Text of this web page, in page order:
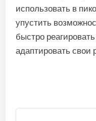
использовать в
упустить
быстро
адаптировать свои